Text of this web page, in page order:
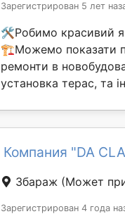
Зарегистрирован 5 лет
🛠️Робимо красивий
🏗️Можемо показати
ремонти в
установка терас, та
Компания "DA
Збараж (Может
Зарегистрирован 4 года